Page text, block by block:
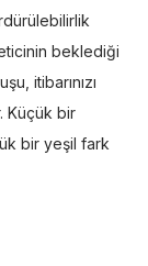
beklediği
itibarınızı
Küçük bir
bir yeşil fark